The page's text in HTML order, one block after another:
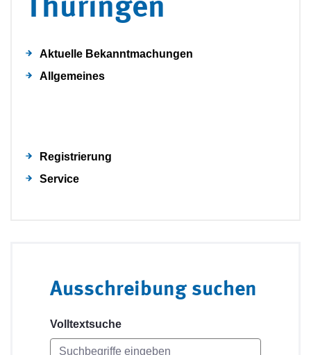
Thüringen
Aktuelle Bekanntmachungen
Allgemeines
Registrierung
Service
Ausschreibung suchen
Volltextsuche